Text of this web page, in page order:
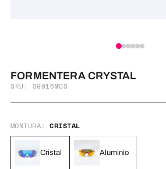
FORMENTERA CRYSTAL
SKU: SG016MOS
MONTURA:CRISTAL
Cristal Aluminio